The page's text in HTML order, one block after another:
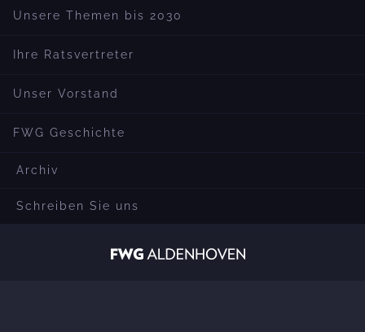
Unsere Themen bis 2030
Ihre Ratsvertreter
Unser Vorstand
FWG Geschichte
Archiv
Schreiben Sie uns